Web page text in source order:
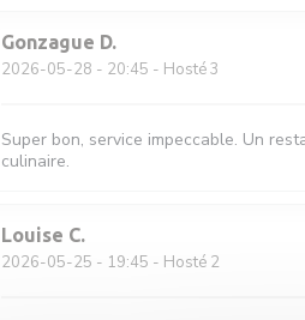
Gonzague D
2026-05-28 - 20:45 - Hosté 3
Super bon, service impeccable. Un
culinaire.
Louise C
2026-05-25 - 19:45 - Hosté 2